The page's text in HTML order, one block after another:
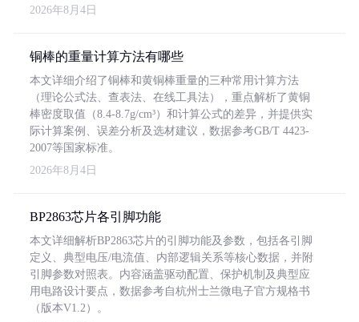
2026年8月4日
铜棒的重量计算方法有哪些
本文详细介绍了铜棒和黄铜棒重量的三种常用计算方法
（理论公式法、查表法、在线工具法），重点解析了黄铜
棒密度取值（8.4-8.7g/cm³）和计算公式的差异，并提供实
际计算案例、误差分析及选材建议，数据参考GB/T 4423-
2007等国家标准。
2026年8月4日
BP2863芯片各引脚功能
本文详细解析BP2863芯片的引脚功能及参数，包括各引脚
定义、典型电压/电流值、内部逻辑关系等核心数据，并附
引脚参数对照表。内容涵盖驱动配置、保护机制及典型应
用电路设计要点，数据参考自杭州士兰微电子官方规格书
（版本V1.2）。